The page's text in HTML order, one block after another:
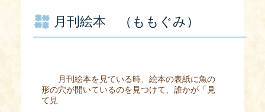
月刊絵本 （ももぐみ）
月刊絵本を見ている時、絵本の表紙に魚の
形の穴が開いているのを見つけて、誰かが「見
て見